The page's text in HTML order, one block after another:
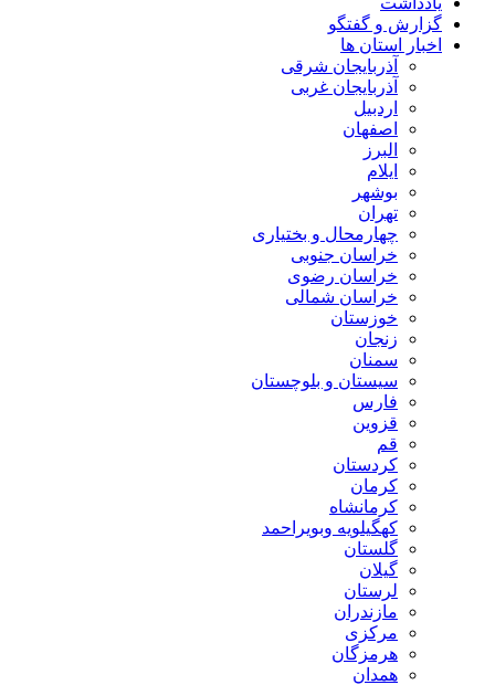
گزارش و گفتگو
اخبار استان ها
آذربایجان شرقی
آذربایجان غربی
اردبیل
اصفهان
البرز
ایلام
بوشهر
تهران
چهارمحال و بختیاری
خراسان جنوبی
خراسان رضوی
خراسان شمالی
خوزستان
زنجان
سمنان
سیستان و بلوچستان
فارس
قزوین
قم
کردستان
کرمان
کرمانشاه
کهگیلویه وبویراحمد
گلستان
گیلان
لرستان
مازندران
مرکزی
هرمزگان
همدان